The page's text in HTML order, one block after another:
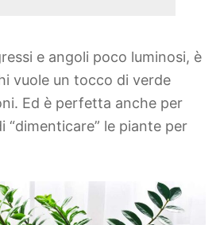
e angoli poco luminosi, è
vuole un tocco di verde
Ed è perfetta anche per
“dimenticare” le piante per